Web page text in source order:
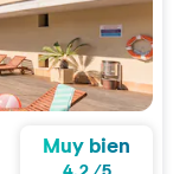
Muy bien